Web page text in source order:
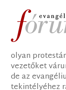
olyan
vezetőket
de az